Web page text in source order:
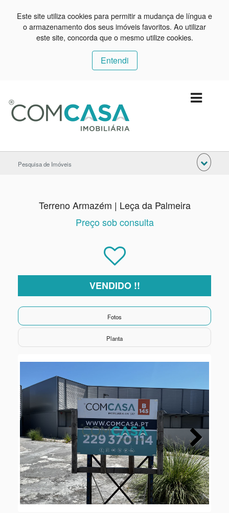
Este site utiliza cookies para permitir a mudança de língua e
o armazenamento dos seus imóveis favoritos. Ao utilizar
este site, concorda que o mesmo utilize cookies.
Entendi
Pesquisa de Imóveis
Terreno Armazém | Leça da Palmeira
Preço sob consulta
VENDIDO !!
Fotos
Planta
Next